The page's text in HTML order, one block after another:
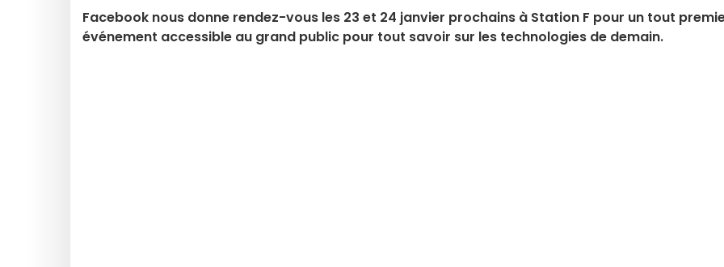
Facebook nous donne rendez-vous les 23 et 24 janvier prochains à Station F pour un tout
événement accessible au grand public pour tout savoir sur les technologies de demain.